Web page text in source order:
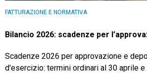
FATTURAZIONE E NORMATIVA
Bilancio 2026: scadenze per
Scadenze 2026 per approvazione e
d'esercizio: termini ordinari al 30 aprile e